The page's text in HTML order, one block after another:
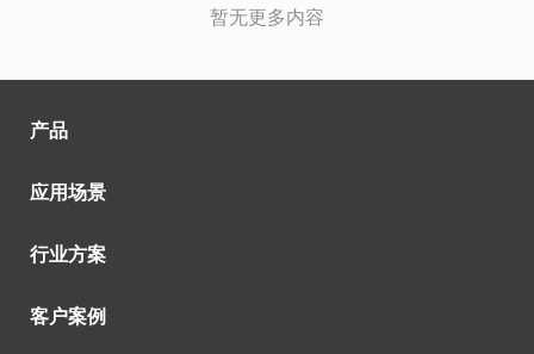
暂无更多内容
产品
应用场景
行业方案
客户案例